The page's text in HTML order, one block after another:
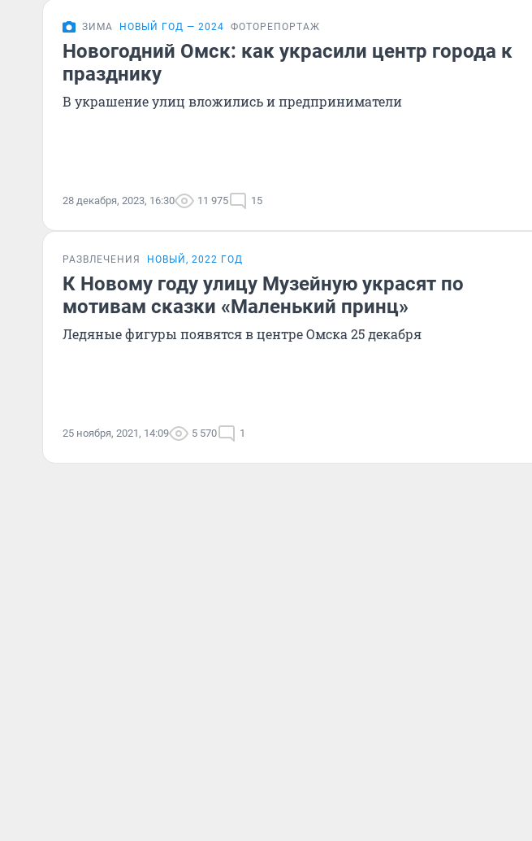
ЗИМА НОВЫЙ ГОД — 2024 ФОТОРЕПОРТАЖ
Новогодний Омск: как украсили центр города к
празднику
В украшение улиц вложились и предприниматели
28 декабря, 2023, 16:30 11 975 15
РАЗВЛЕЧЕНИЯ НОВЫЙ, 2022 ГОД
К Новому году улицу Музейную украсят по
мотивам сказки «Маленький принц»
Ледяные фигуры появятся в центре Омска 25 декабря
25 ноября, 2021, 14:09 5 570 1